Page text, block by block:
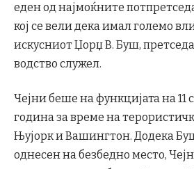
еден од најмоќните
кој се вели дека имал големо
искусниот Џорџ В. Буш,
водство служел.
Чејни беше на функцијата на 11
година за време на
Њујорк и Вашингтон. Додека
однесен на безбедно место,